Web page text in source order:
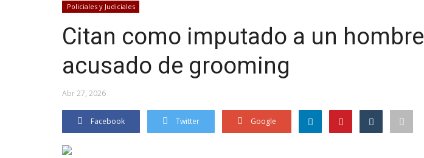
Policiales y Judiciales
Citan como imputado a un hombre
acusado de grooming
Abr 27, 2026
Facebook Twitter Google